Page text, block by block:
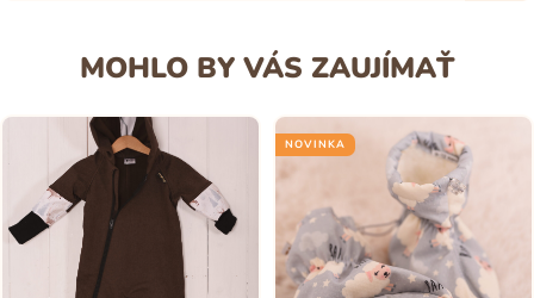
MOHLO BY VÁS ZAUJÍMAŤ
NOVINKA